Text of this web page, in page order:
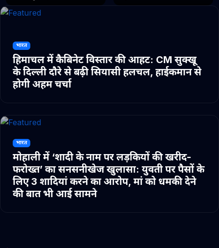
भारत
हिमाचल में कैबिनेट विस्तार की आहट: CM सुक्खू
के दिल्ली दौरे से बढ़ी सियासी हलचल, हाईकमान से
होगी अहम चर्चा
भारत
मोहाली में ‘शादी के नाम पर लड़कियों की खरीद-
फरोख्त’ का सनसनीखेज खुलासा: युवती पर पैसों के
लिए 3 शादियां करने का आरोप, मां को धमकी देने
की बात भी आई सामने